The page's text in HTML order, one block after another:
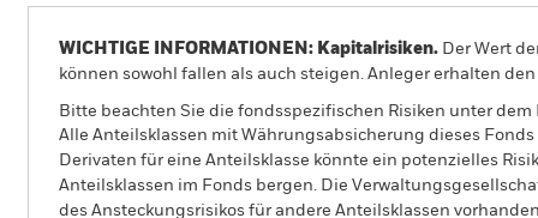
WICHTIGE INFORMATIONEN: Kapitalrisiken. Der Wert
können sowohl fallen als auch steigen. Anleger erhalten
Bitte beachten Sie die fondsspezifischen Risiken unter dem
Alle Anteilsklassen mit Währungsabsicherung dieses
Derivaten für eine Anteilsklasse könnte ein potenzielles
Anteilsklassen im Fonds bergen. Die
des Ansteckungsrisikos für andere Anteilsklassen